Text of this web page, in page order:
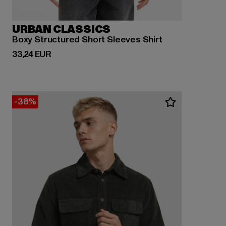
URBAN CLASSICS
Boxy Structured Short Sleeves Shirt
33,24 EUR
Derzeitiger Preis: 33,24 EUR
-38%